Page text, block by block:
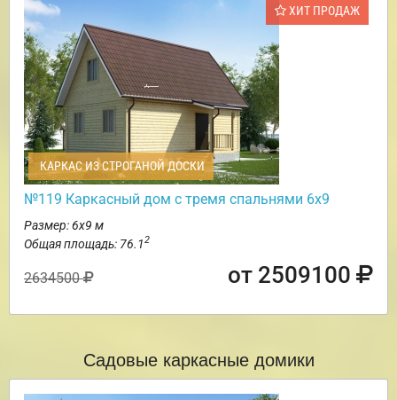
ХИТ ПРОДАЖ
КАРКАС ИЗ СТРОГАНОЙ ДОСКИ
№119 Каркасный дом с тремя спальнями 6х9
Размер: 6х9 м
Общая площадь: 76.12
2634500 от 2509100
Садовые каркасные домики